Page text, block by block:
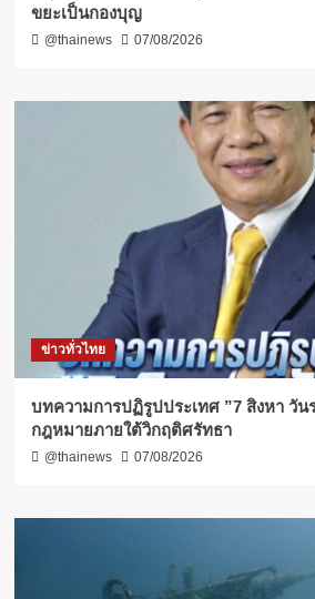
ขยะเป็นกองบุญ
@thainews 07/08/2026
ข่าวทั่วไทย
บทความการปฏิรูปประเทศ ”7 สิงหา วั
กฎหมายภายใต้วิกฤติศรัทธา
@thainews 07/08/2026